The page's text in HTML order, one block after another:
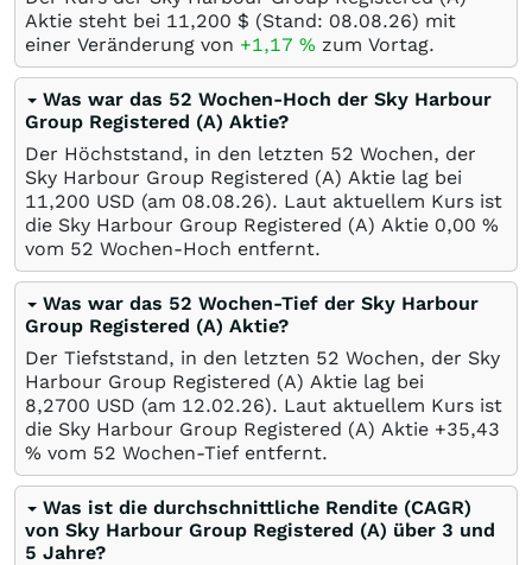
Aktie steht bei 11,200 $ (Stand: 08.08.26) mit
einer Veränderung von +1,17 % zum Vortag.
Was war das 52 Wochen-Hoch der Sky Harbour
Group Registered (A) Aktie?
Der Höchststand, in den letzten 52 Wochen, der
Sky Harbour Group Registered (A) Aktie lag bei
11,200 USD (am 08.08.26). Laut aktuellem Kurs ist
die Sky Harbour Group Registered (A) Aktie 0,00 %
vom 52 Wochen-Hoch entfernt.
Was war das 52 Wochen-Tief der Sky Harbour
Group Registered (A) Aktie?
Der Tiefststand, in den letzten 52 Wochen, der Sky
Harbour Group Registered (A) Aktie lag bei
8,2700 USD (am 12.02.26). Laut aktuellem Kurs ist
die Sky Harbour Group Registered (A) Aktie +35,43
% vom 52 Wochen-Tief entfernt.
Was ist die durchschnittliche Rendite (CAGR)
von Sky Harbour Group Registered (A) über 3 und
5 Jahre?